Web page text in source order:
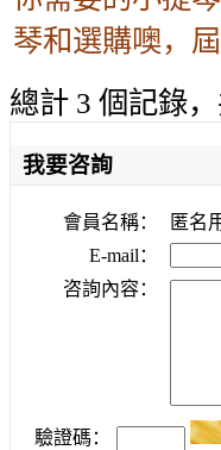
琴和選購噢，
總計 3 個記錄，
我要咨詢
會員名稱：
匿名
E-mail：
咨詢內容：
驗證碼：